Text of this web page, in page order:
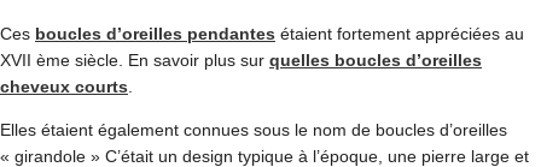
Ces boucles d’oreilles pendantes étaient fortement appréciées au
XVII ème siècle. En savoir plus sur quelles boucles d’oreilles
cheveux courts
Elles étaient également connues sous le nom de boucles d’oreilles
« girandole » C’était un design typique à l’époque, une pierre large et